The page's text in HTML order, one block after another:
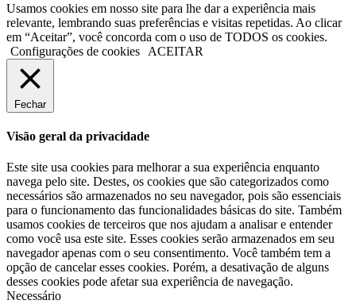
Usamos cookies em nosso site para lhe dar a experiência mais
relevante, lembrando suas preferências e visitas repetidas. Ao clicar
em “Aceitar”, você concorda com o uso de TODOS os cookies.
Configurações de cookies
ACEITAR
Fechar
Visão geral da privacidade
Este site usa cookies para melhorar a sua experiência enquanto
navega pelo site. Destes, os cookies que são categorizados como
necessários são armazenados no seu navegador, pois são essenciais
para o funcionamento das funcionalidades básicas do site. Também
usamos cookies de terceiros que nos ajudam a analisar e entender
como você usa este site. Esses cookies serão armazenados em seu
navegador apenas com o seu consentimento. Você também tem a
opção de cancelar esses cookies. Porém, a desativação de alguns
desses cookies pode afetar sua experiência de navegação.
Necessário